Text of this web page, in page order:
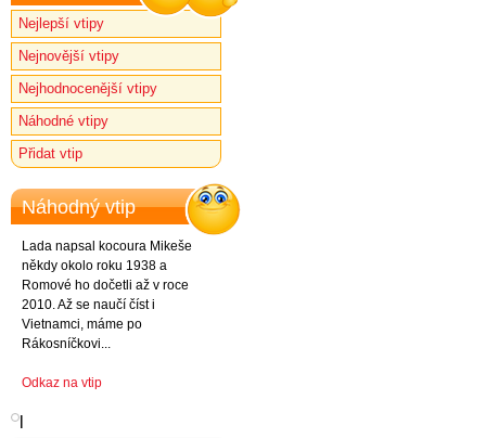
Nejlepší vtipy
Nejnovější vtipy
Nejhodnocenější vtipy
Náhodné vtipy
Přidat vtip
Náhodný vtip
Lada napsal kocoura Mikeše
někdy okolo roku 1938 a
Romové ho dočetli až v roce
2010. Až se naučí číst i
Vietnamci, máme po
Rákosníčkovi...
Odkaz na vtip